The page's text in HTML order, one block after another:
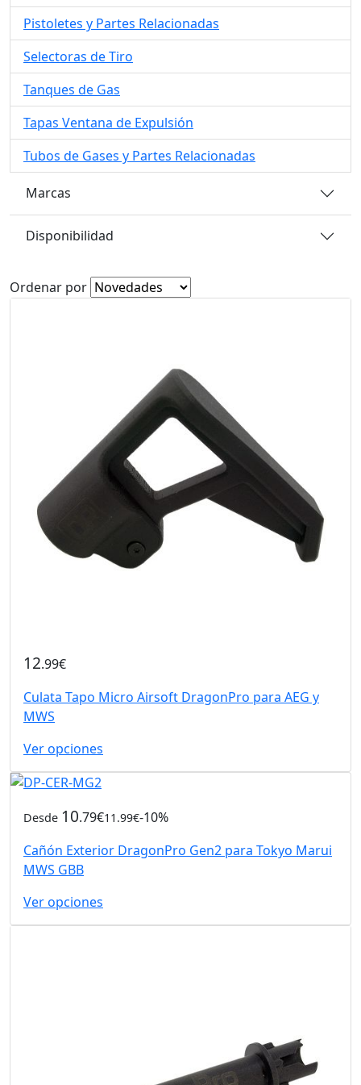
Pistoletes y Partes Relacionadas
Selectoras de Tiro
Tanques de Gas
Tapas Ventana de Expulsión
Tubos de Gases y Partes Relacionadas
Marcas
Disponibilidad
Ordenar por
12.99€
Culata Tapo Micro Airsoft DragonPro para AEG y
MWS
Ver opciones
Desde 10.79€11.99€-10%
Cañón Exterior DragonPro Gen2 para Tokyo Marui
MWS GBB
Ver opciones